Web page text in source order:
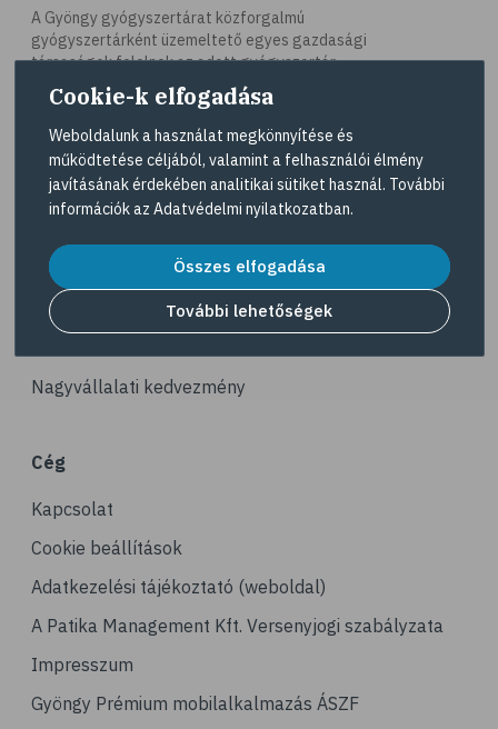
# hal
# egészséges táplálkozás
# omega-3
# A-vitamin
# ásványi anyagok
# derékfájás
# tél
# hipertónia
# vérnyomásmérés
# kardiológia
# kardiovaszkuláris betegségek
# szív- és érrendszer
# vérnyomás
A Gyöngy gyógyszertárat közforgalmú
gyógyszertárként üzemeltető egyes gazdasági
társaságok felelnek az adott gyógyszertár
működésért. A Gyöngy gyógyszertárak listáját és
elérhetőségeit a Gyógyszertár kereső
tekintheti meg.
Navigáció
Dermokozmetikumok
Gyöngy Patika Magazin
Nagyvállalati kedvezmény
Cég
Kapcsolat
Cookie beállítások
Adatkezelési tájékoztató (weboldal)
A Patika Management Kft. Versenyjogi szabályzata
Impresszum
Gyöngy Prémium mobilalkalmazás ÁSZF
Cookie-k elfogadása
Weboldalunk a használat megkönnyítése és
működtetése céljából, valamint a felhasználói élmény
javításának érdekében analitikai sütiket használ. További
információk az Adatvédelmi nyilatkozatban.
Összes elfogadása
További lehetőségek